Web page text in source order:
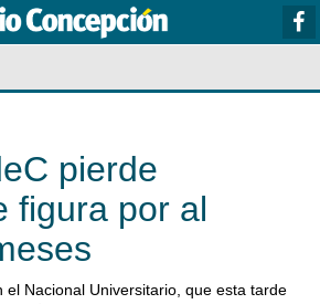
pierde
figura por al
el Nacional Universitario, que esta tarde